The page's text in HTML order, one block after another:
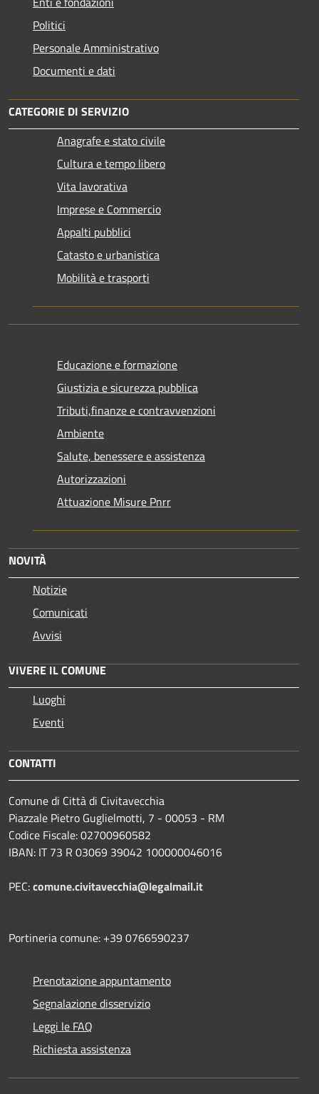
Politici
Personale Amministrativo
Documenti e dati
CATEGORIE DI SERVIZIO
Anagrafe e stato civile
Cultura e tempo libero
Vita lavorativa
Imprese e Commercio
Appalti pubblici
Catasto e urbanistica
Mobilità e trasporti
Educazione e formazione
Giustizia e sicurezza pubblica
Tributi,finanze e contravvenzioni
Ambiente
Salute, benessere e assistenza
Autorizzazioni
Attuazione Misure Pnrr
NOVITÀ
Notizie
Comunicati
Avvisi
VIVERE IL COMUNE
Luoghi
Eventi
CONTATTI
Comune di Città di Civitavecchia
Piazzale Pietro Guglielmotti, 7 - 00053 - RM
Codice Fiscale: 02700960582
IBAN: IT 73 R 03069 39042 100000046016
PEC:comune.civitavecchia@legalmail.it
Portineria comune: +39 0766590237
Prenotazione appuntamento
Segnalazione disservizio
Leggi le FAQ
Richiesta assistenza